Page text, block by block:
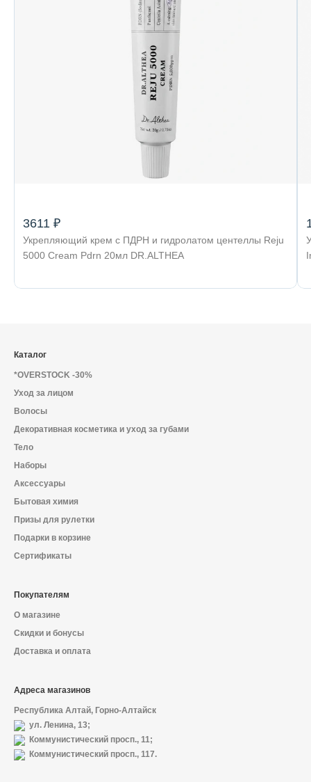
3611 ₽
Укрепляющий крем с ПДРН и гидролатом центеллы Reju
5000 Cream Pdrn 20мл DR.ALTHEA
Каталог
*OVERSTOCK -30%
Уход за лицом
Волосы
Декоративная косметика и уход за губами
Тело
Наборы
Аксессуары
Бытовая химия
Призы для рулетки
Подарки в корзине
Сертификаты
Покупателям
О магазине
Скидки и бонусы
Доставка и оплата
Адреса магазинов
Республика Алтай, Горно-Алтайск
ул. Ленина, 13;
Коммунистический просп., 11;
Коммунистический просп., 117.